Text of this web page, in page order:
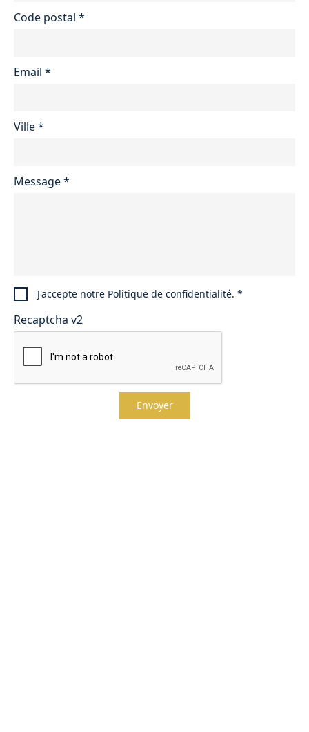
Code postal *
Email *
Ville*
Message*
J'accepte notre Politique de confidentialité. *
Recaptcha v2